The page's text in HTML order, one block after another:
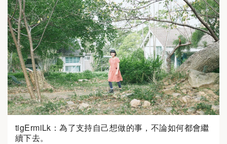
tigErmiLk：為了支持自己想做的事，不論如何都會繼
續下去。